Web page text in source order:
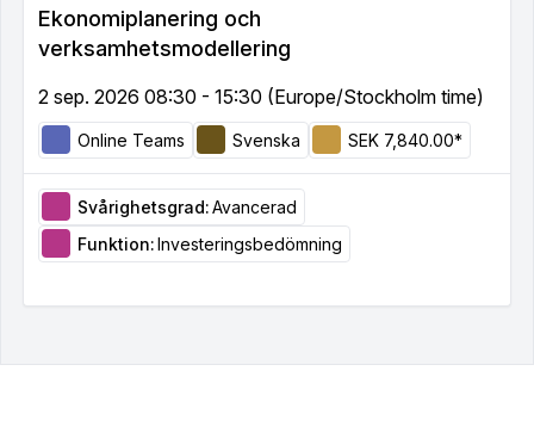
Ekonomiplanering och
verksamhetsmodellering
2 sep. 2026 08:30 - 15:30 (Europe/Stockholm time)
Online Teams Svenska SEK 7,840.00*
Svårighetsgrad:Avancerad
Funktion:Investeringsbedömning